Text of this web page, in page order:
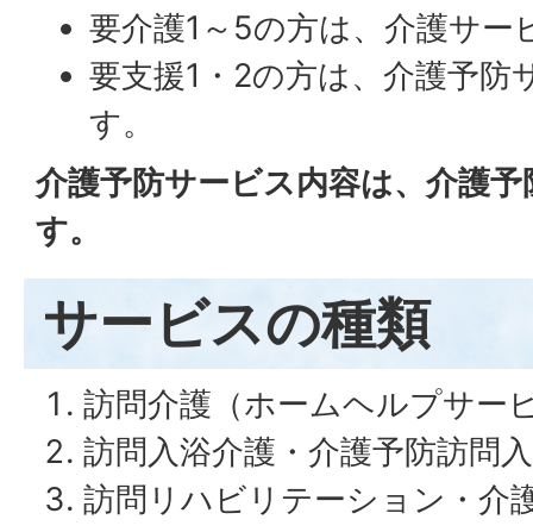
要介護1～5の方は、介護サー
要支援1・2の方は、介護予防
す。
介護予防サービス内容は、介護
す。
サービスの種類
訪問介護（ホームヘルプサー
訪問入浴介護・介護予防訪問
訪問リハビリテーション・介